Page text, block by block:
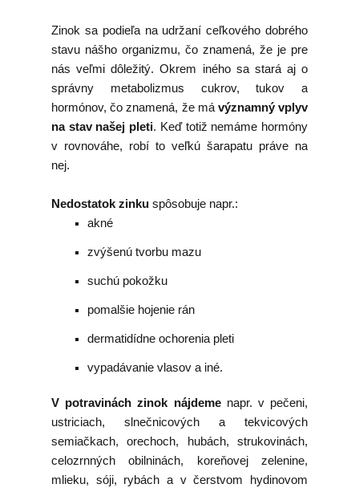
Zinok sa podieľa na udržaní ceľkového dobrého
stavu nášho organizmu, čo znamená, že je pre
nás veľmi dôležitý. Okrem iného sa stará aj o
správny metabolizmus cukrov, tukov a
hormónov, čo znamená, že má významný vplyv
na stav našej pleti. Keď totiž nemáme hormóny
v rovnováhe, robí to veľkú šarapatu práve na
nej.
Nedostatok zinku spôsobuje napr.:
akné
zvýšenú tvorbu mazu
suchú pokožku
pomalšie hojenie rán
dermatidídne ochorenia pleti
vypadávanie vlasov a iné.
V potravinách zinok nájdemenapr. v pečeni,
ustriciach, slnečnicových a tekvicových
semiačkach, orechoch, hubách, strukovinách,
celozrnných obilninách, koreňovej zelenine,
mlieku, sóji, rybách a v čerstvom hydinovom